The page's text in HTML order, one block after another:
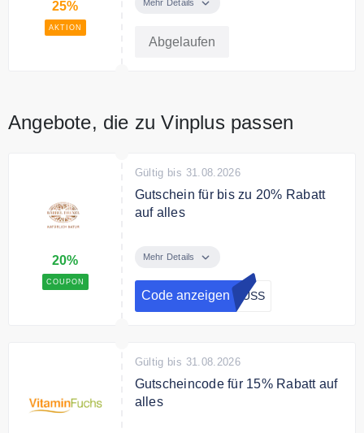
25%
AKTION
Mehr Details
Abgelaufen
Angebote, die zu Vinplus passen
20%
COUPON
Gültig bis 31.08.2026
Gutschein für bis zu 20% Rabatt
auf alles
jeder Bestellung und 20% Rabatt
ab 70€ Mindestbestellwert.
Mehr Details
Code anzeigen RUSS
Gültig bis 31.08.2026
Gutscheincode für 15% Rabatt auf
alles